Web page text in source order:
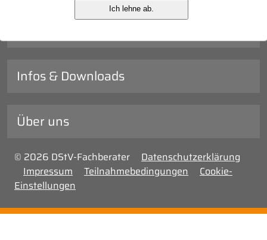
Ich lehne ab.
Infos & Downloads
Über uns
© 2026 DStV-Fachberater
Datenschutzerklärung
Impressum
Teilnahmebedingungen
Cookie-
Einstellungen